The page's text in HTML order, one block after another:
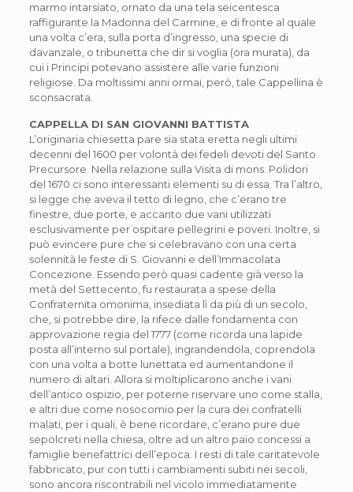
marmo intarsiato, ornato da una tela seicentesca
raffigurante la Madonna del Carmine, e di fronte al quale
una volta c’era, sulla porta d’ingresso, una specie di
davanzale, o tribunetta che dir si voglia (ora murata), da
cui i Principi potevano assistere alle varie funzioni
religiose. Da moltissimi anni ormai, però, tale Cappellina è
sconsacrata.
CAPPELLA DI SAN GIOVANNI BATTISTA
L’originaria chiesetta pare sia stata eretta negli ultimi
decenni del 1600 per volontà dei fedeli devoti del Santo
Precursore. Nella relazione sulla Visita di mons. Polidori
del 1670 ci sono interessanti elementi su di essa. Tra l’altro,
si legge che aveva il tetto di legno, che c’erano tre
finestre, due porte, e accanto due vani utilizzati
esclusivamente per ospitare pellegrini e poveri. Inoltre, si
può evincere pure che si celebravano con una certa
solennità le feste di S. Giovanni e dell’Immacolata
Concezione. Essendo però quasi cadente già verso la
metà del Settecento, fu restaurata a spese della
Confraternita omonima, insediata lì da più di un secolo,
che, si potrebbe dire, la rifece dalle fondamenta con
approvazione regia del 1777 (come ricorda una lapide
posta all’interno sul portale), ingrandendola, coprendola
con una volta a botte lunettata ed aumentandone il
numero di altari. Allora si moltiplicarono anche i vani
dell’antico ospizio, per poterne riservare uno come stalla,
e altri due come nosocomio per la cura dei confratelli
malati, per i quali, è bene ricordare, c’erano pure due
sepolcreti nella chiesa, oltre ad un altro paio concessi a
famiglie benefattrici dell’epoca. I resti di tale caritatevole
fabbricato, pur con tutti i cambiamenti subiti nei secoli,
sono ancora riscontrabili nel vicolo immediatamente